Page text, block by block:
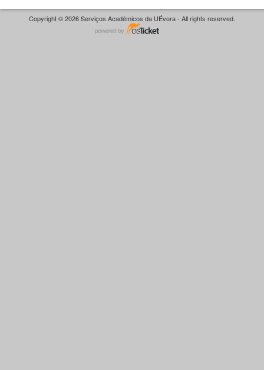
Copyright © 2026 Serviços Académicos da UÉvora - All rights reserved.